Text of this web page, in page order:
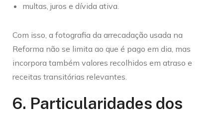
multas, juros e dívida ativa.
Com isso, a fotografia da arrecadação usada na
Reforma não se limita ao que é pago em dia, mas
incorpora também valores recolhidos em atraso e
receitas transitórias relevantes.
6. Particularidades dos